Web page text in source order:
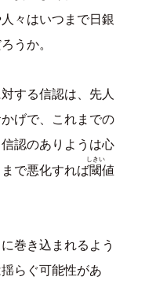
々はいつまで日銀
うか。
する信認は、先人
げで、これまでの
認のありようは心
で悪化すれば閾
しきい
値
巻き込まれるよう
らぐ可能性があ